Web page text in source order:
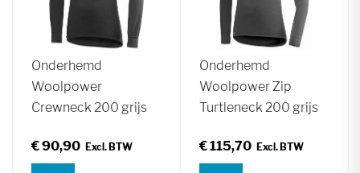
Onderhemd
Woolpower
Crewneck 200 grijs
€ 90,90
Onderhemd
Woolpower Zip
Turtleneck 200 grijs
€ 115,70